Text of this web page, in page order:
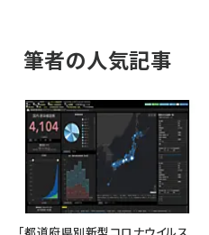
筆者の人気記事